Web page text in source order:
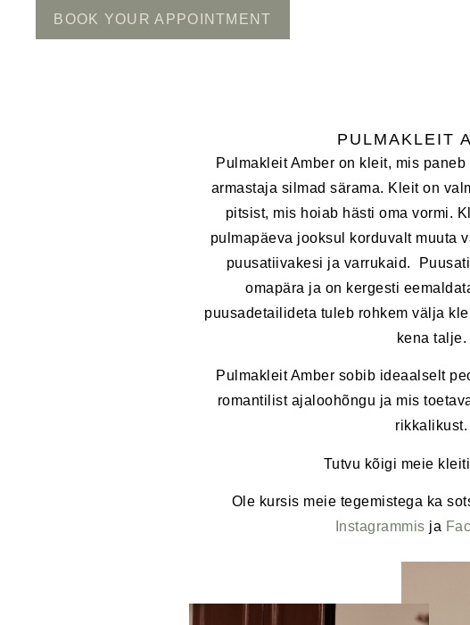
BOOK YOUR APPOINTMENT
PULMAKLEIT
Pulmakleit Amber on kleit, mis
armastaja silmad särama. Kleit on
pitsist, mis hoiab hästi oma vormi.
pulmapäeva jooksul korduvalt muuta
puusatiivakesi ja varrukaid.
omapära ja on kergesti
puusadetailideta tuleb rohkem välja
kena talje.
Pulmakleit Amber sobib ideaalselt
romantilist ajaloohõngu ja mis
rikkalikust.
Tutvu kõigi meie
Ole kursis meie tegemistega ka
Instagrammis ja